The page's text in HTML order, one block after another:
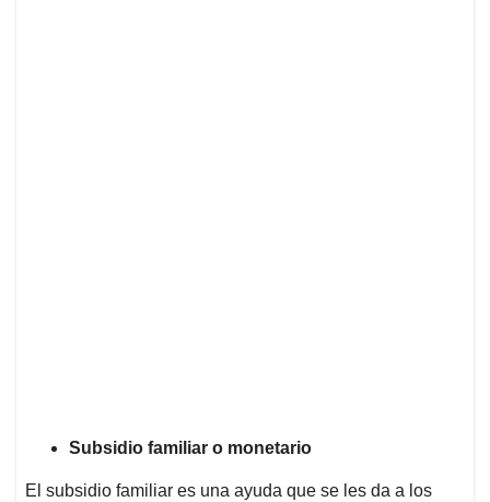
Subsidio familiar o monetario
El subsidio familiar es una ayuda que se les da a los